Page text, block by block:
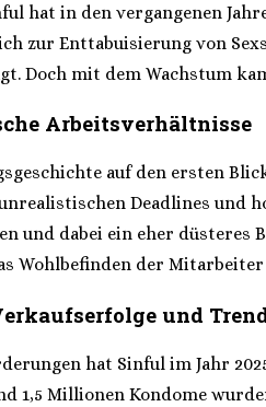
hat in den vergangenen
zur Enttabuisierung von
Doch mit dem Wachstum
Arbeitsverhältnisse
auf den ersten
Deadlines und
und dabei ein eher düsteres
Wohlbefinden der
und
hat Sinful im Jahr
1,5 Millionen Kondome